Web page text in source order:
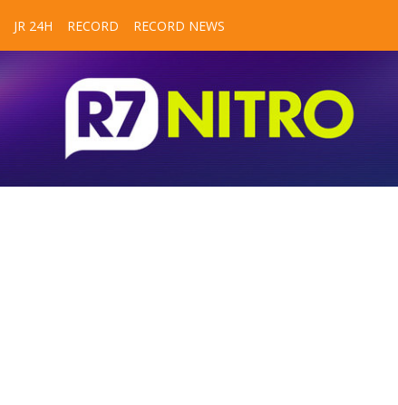
JR 24H RECORD RECORD NEWS